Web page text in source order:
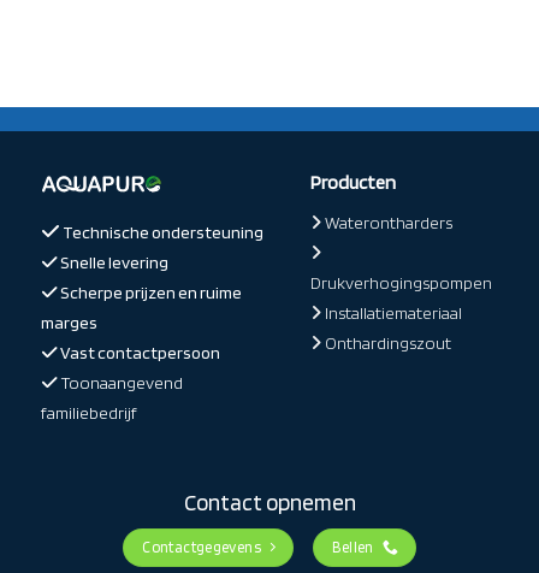
Technische ondersteuning
Snelle levering
Scherpe prijzen en ruime
marges
Vast contactpersoon
Toonaangevend
familiebedrijf
Producten
Waterontharders
Drukverhogingspompen
Installatiemateriaal
Onthardingszout
Contact opnemen
Contactgegevens Bellen